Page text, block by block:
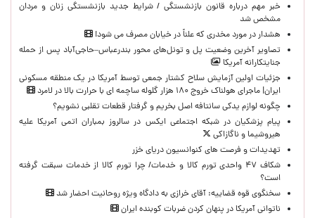
خبر مهم درباره قانون بازنشستگی / شرایط جدید بازنشستگی زنان و مردان
مشخص شد
هشدار در مورد مخدری که علناً در خیابان مصرف می شود!
تصاویر آخرین وضعیت پل و تونل‌های محور بندرعباس–حاجی‌آباد پس از حمله
جنایتکارانه آمریکا
جزئیات اولین آزمایش سلاح کشتار جمعی توسط آمریکا در یک منطقه مسکونی
ایران| ماجرای هولناک خروج ۱۸۰ هزار گلوله ساچمه ای با حرارت بالا در لامرد
چگونه لوازم یدکی سانتافه اصل بخریم و گرفتار قطعات تقلبی نشویم؟
پیام پزشکیان در شبکه اجتماعی ایکس در سالروز بمباران اتمی آمریکا علیه
هیروشیما و ناگازاکی
تهدیدات و فرصت های کنوانسیون دریای خزر
شکاف ۴۷ واحدی تورم کالا و خدمات/ چرا تورم کالا از خدمات سبقت گرفته
است؟
سخنگوی قوه قضاییه: آقای خرازی به دادگاه ویژه روحانیت احضار شد
ناتوانی آمریکا در پنهان کردن ضربات کوبنده ایران